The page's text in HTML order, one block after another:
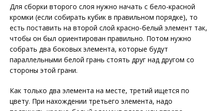
Для сборки второго слоя нужно начать с бело-красной
кромки (если собирать кубик в правильном порядке), то
есть поставить на второй слой красно-белый элемент так,
чтобы он был ориентирован правильно. Потом нужно
собрать два боковых элемента, которые будут
параллельными белой грань стоять друг над другом со
стороны этой грани.
Как только два элемента на месте, третий ищется по
цвету. При нахождении третьего элемента, надо